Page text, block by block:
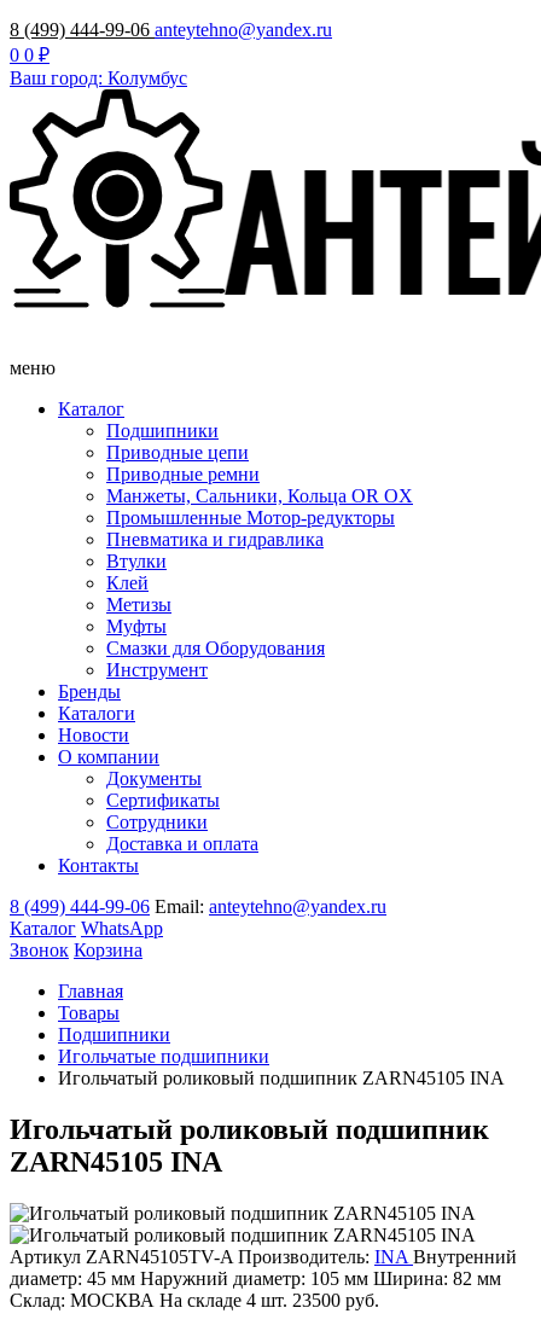
8 (499) 444-99-06 anteytehno@yandex.ru
0 0 ₽
Ваш город: Колумбус
меню
Каталог
Подшипники
Приводные цепи
Приводные ремни
Манжеты, Сальники, Кольца OR OX
Промышленные Мотор-редукторы
Пневматика и гидравлика
Втулки
Клей
Метизы
Муфты
Смазки для Оборудования
Инструмент
Бренды
Каталоги
Новости
О компании
Документы
Сертификаты
Сотрудники
Доставка и оплата
Контакты
8 (499) 444-99-06 Email: anteytehno@yandex.ru
Каталог WhatsApp
Звонок Корзина
Главная
Товары
Подшипники
Игольчатые подшипники
Игольчатый роликовый подшипник ZARN45105 INA
Игольчатый роликовый подшипник
ZARN45105 INA
Артикул ZARN45105TV-A Производитель: INA Внутренний
диаметр: 45 мм Наружний диаметр: 105 мм Ширина: 82 мм
Склад: МОСКВА На складе 4 шт. 23500 руб.